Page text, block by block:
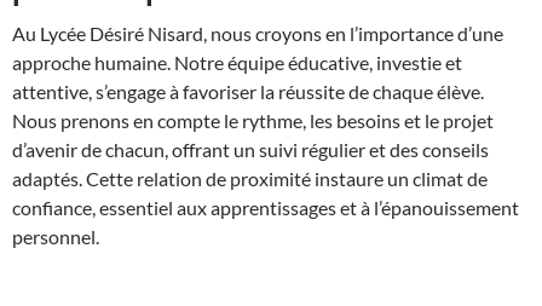
Au Lycée Désiré Nisard, nous croyons en l’importance d’une
approche humaine. Notre équipe éducative, investie et
attentive, s’engage à favoriser la réussite de chaque élève.
Nous prenons en compte le rythme, les besoins et le projet
d’avenir de chacun, offrant un suivi régulier et des conseils
adaptés. Cette relation de proximité instaure un climat de
confiance, essentiel aux apprentissages et à l’épanouissement
personnel.